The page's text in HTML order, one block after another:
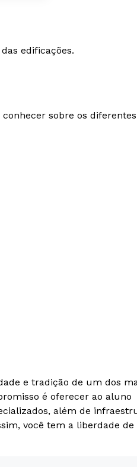
edificações.
sobre os diferentes
e tradição de um dos
é oferecer ao aluno
além de
você tem a liberdade de